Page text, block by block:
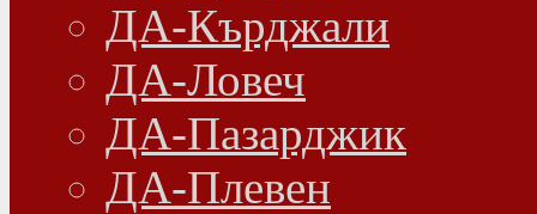
ДА-Кърджали
ДА-Ловеч
ДА-Пазарджик
ДА-Плевен